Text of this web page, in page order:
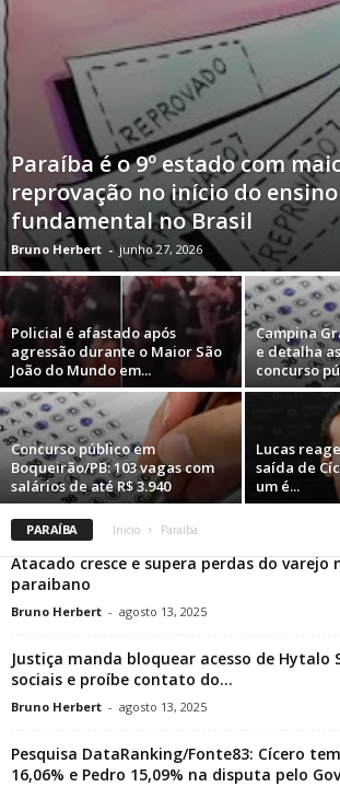
Paraíba é o 9º estado com
reprovação no início do ensino
fundamental no Brasil
Bruno Herbert - junho 27, 2026
Policial é afastado após
agressão durante o Maior São
João do Mundo em...
Campina
e detalha
concurso
Concurso público em
Boqueirão/PB: 103 vagas com
salários de até R$ 3.940
Lucas
saída de
um é...
PARAÍBA Inicio Paraíba
Atacado cresce e supera perdas do varejo
paraibano
Bruno Herbert - agosto 13, 2025
Justiça manda bloquear acesso de Hytalo
sociais e proíbe contato do...
Bruno Herbert - agosto 13, 2025
Pesquisa DataRanking/Fonte83: Cícero
16,06% e Pedro 15,09% na disputa pelo